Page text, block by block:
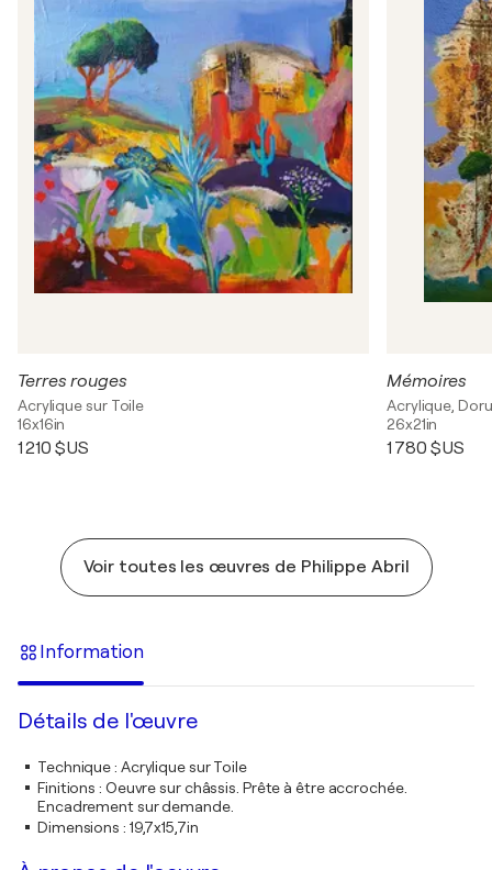
Terres rouges
Acrylique sur Toile
16x16in
1 210 $US
Mémoires
Acrylique,
26x21in
1 780 $US
Voir toutes les œuvres de Philippe Abril
Information
Détails de l'œuvre
Technique: Acrylique sur Toile
Finitions : Oeuvre sur châssis. Prête à être accrochée.
Encadrement sur demande.
Dimensions : 19,7x15,7in